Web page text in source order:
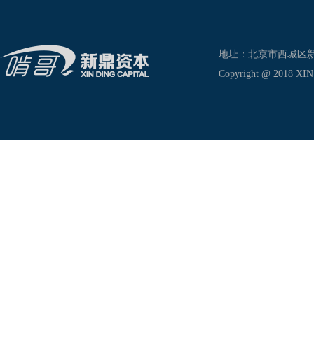
地址：北京市西城区
Copyright @ 2018